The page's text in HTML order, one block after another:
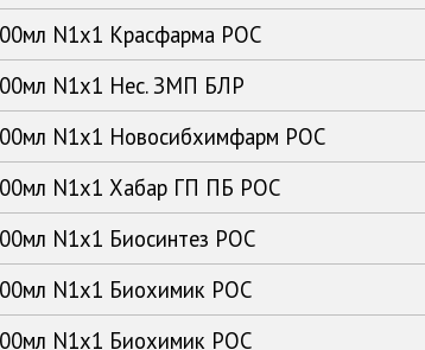
N1x1 Красфарма РОС
N1x1 Нес. ЗМП БЛР
N1x1 Новосибхимфарм РОС
N1x1 Хабар ГП ПБ РОС
N1x1 Биосинтез РОС
N1x1 Биохимик РОС
N1x1 Биохимик РОС